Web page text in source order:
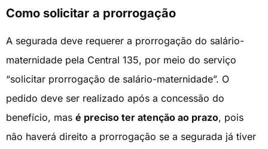
Como solicitar a prorrogação
A segurada deve requerer a prorrogação do salário-
maternidade pela Central 135, por meio do serviço
“solicitar prorrogação de salário-maternidade”. O
pedido deve ser realizado após a concessão do
benefício, mas é preciso ter atenção ao prazo, pois
não haverá direito a prorrogação se a segurada já tiver